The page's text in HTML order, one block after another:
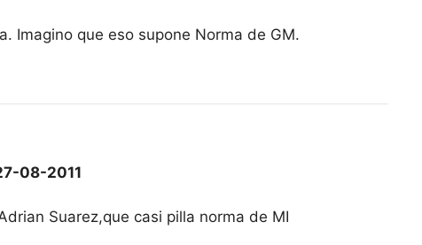
Imagino que eso supone Norma de GM.
08-2011
Suarez,que casi pilla norma de MI